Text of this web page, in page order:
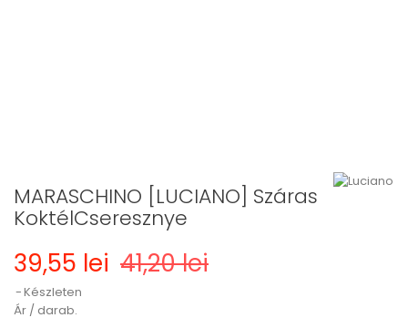
MARASCHINO [LUCIANO] Száras
KoktélCseresznye
39,55 lei 41,20 lei
Készleten
Ár / darab.